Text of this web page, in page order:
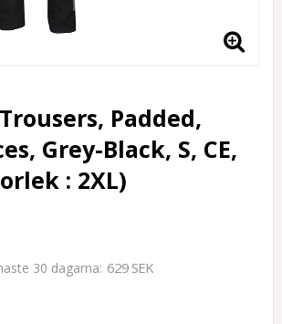
Padded,
Grey-Black, S, CE,
: 2XL)
30 dagarna 629 SEK